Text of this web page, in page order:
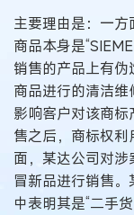
主要理由是：一
商品本身是
销售的产品上有
商品进行的清洁
影响客户对该商
售之后，商标权
面，某达公司对
冒新品进行销售
中表明其是“二手